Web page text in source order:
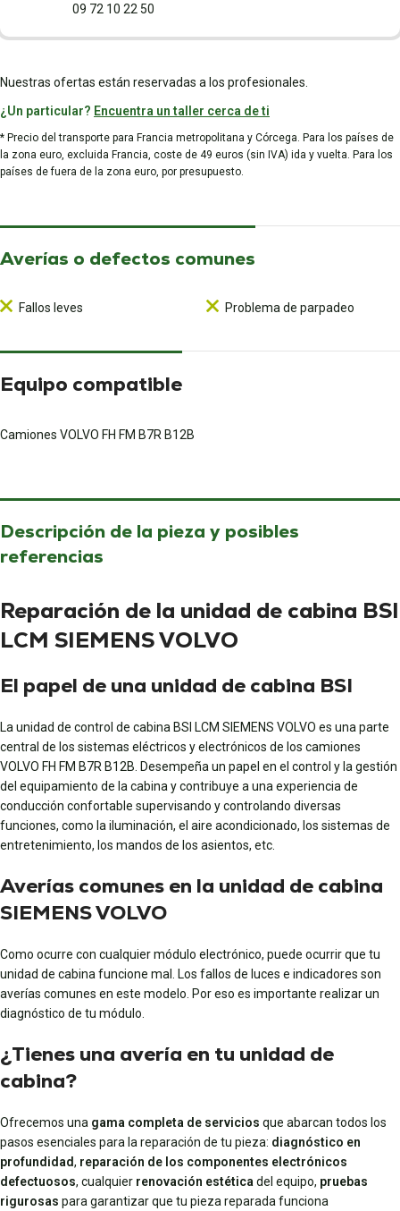
09 72 10 22 50
Nuestras ofertas están reservadas a los profesionales.
¿Un particular? Encuentra un taller cerca de ti
* Precio del transporte para Francia metropolitana y Córcega. Para los países de
la zona euro, excluida Francia, coste de 49 euros (sin IVA) ida y vuelta. Para los
países de fuera de la zona euro, por presupuesto.
Averías o defectos comunes
Fallos leves Problema de parpadeo
Equipo compatible
Camiones VOLVO FH FM B7R B12B
Descripción de la pieza y posibles
referencias
Reparación de la unidad de cabina BSI
LCM SIEMENS VOLVO
El papel de una unidad de cabina BSI
La unidad de control de cabina BSI LCM SIEMENS VOLVO es una parte
central de los sistemas eléctricos y electrónicos de los camiones
VOLVO FH FM B7R B12B. Desempeña un papel en el control y la gestión
del equipamiento de la cabina y contribuye a una experiencia de
conducción confortable supervisando y controlando diversas
funciones, como la iluminación, el aire acondicionado, los sistemas de
entretenimiento, los mandos de los asientos, etc.
Averías comunes en la unidad de cabina
SIEMENS VOLVO
Como ocurre con cualquier módulo electrónico, puede ocurrir que tu
unidad de cabina funcione mal. Los fallos de luces e indicadores son
averías comunes en este modelo. Por eso es importante realizar un
diagnóstico de tu módulo.
¿Tienes una avería en tu unidad de
cabina?
Ofrecemos una gama completa de servicios que abarcan todos los
pasos esenciales para la reparación de tu pieza: diagnóstico en
profundidad, reparación de los componentes electrónicos
defectuosos, cualquier renovación estética del equipo, pruebas
rigurosas para garantizar que tu pieza reparada funciona